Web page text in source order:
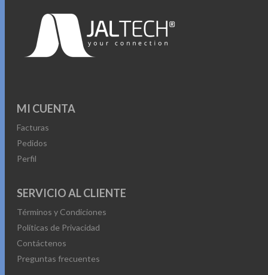
MI CUENTA
Facturas
Pedidos
Perfil
SERVICIO AL CLIENTE
Términos y Condiciones
Políticas de Privacidad
Contáctenos
Preguntas frecuentes